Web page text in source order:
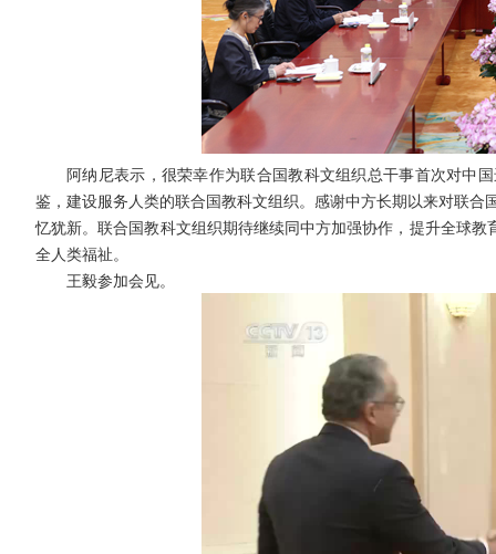
阿纳尼表示，很荣幸作为联合国教科文组织总干事首次对中
鉴，建设服务人类的联合国教科文组织。感谢中方长期以来对联
忆犹新。联合国教科文组织期待继续同中方加强协作，提升全球
全人类福祉。
王毅参加会见。